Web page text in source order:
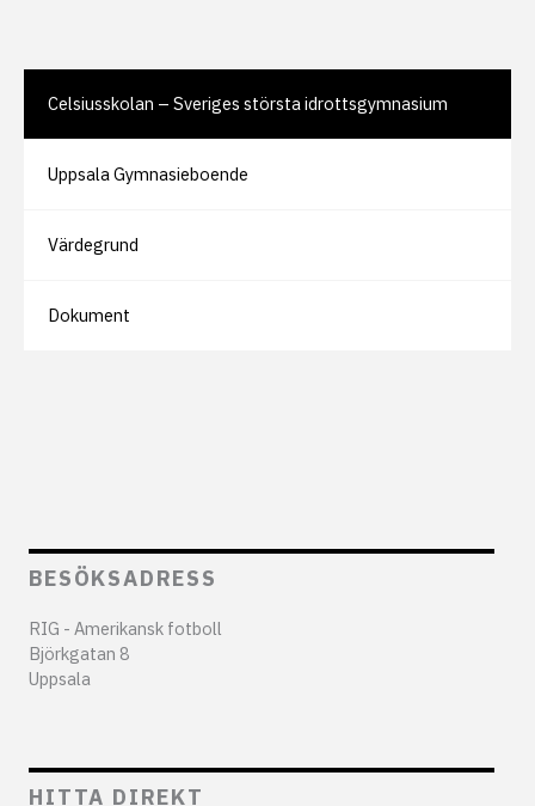
Celsiusskolan – Sveriges största idrottsgymnasium
Uppsala Gymnasieboende
Värdegrund
Dokument
BESÖKSADRESS
RIG - Amerikansk fotboll
Björkgatan 8
Uppsala
HITTA DIREKT